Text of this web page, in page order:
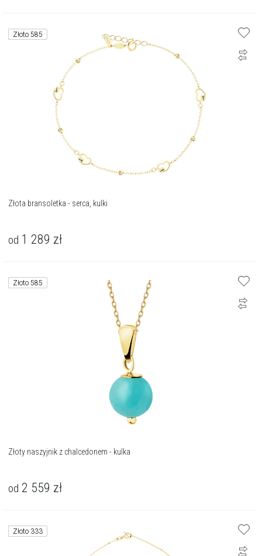
Złoto 585
Złota bransoletka - serca, kulki
od 1 289 zł
Złoto 585
Złoty naszyjnik z chalcedonem - kulka
od 2 559 zł
Złoto 333